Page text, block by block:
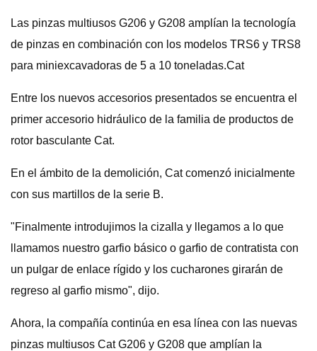
Las pinzas multiusos G206 y G208 amplían la tecnología
de pinzas en combinación con los modelos TRS6 y TRS8
para miniexcavadoras de 5 a 10 toneladas.Cat
Entre los nuevos accesorios presentados se encuentra el
primer accesorio hidráulico de la familia de productos de
rotor basculante Cat.
En el ámbito de la demolición, Cat comenzó inicialmente
con sus martillos de la serie B.
"Finalmente introdujimos la cizalla y llegamos a lo que
llamamos nuestro garfio básico o garfio de contratista con
un pulgar de enlace rígido y los cucharones girarán de
regreso al garfio mismo", dijo.
Ahora, la compañía continúa en esa línea con las nuevas
pinzas multiusos Cat G206 y G208 que amplían la